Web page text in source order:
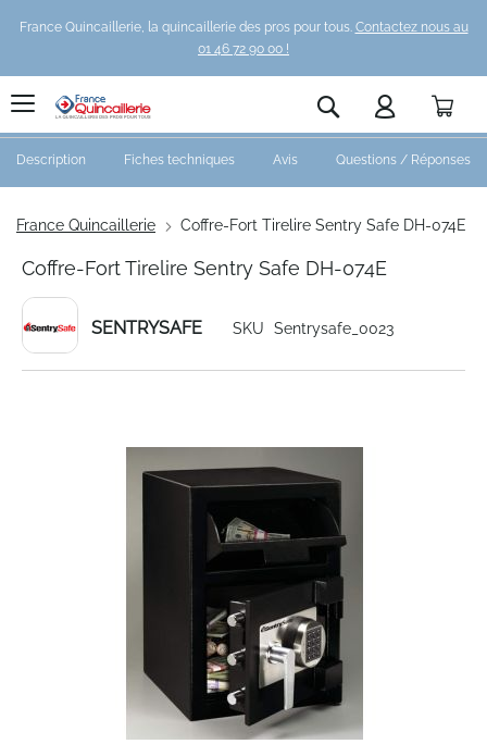
France Quincaillerie, la quincaillerie des pros pour tous. Contactez nous au
01 46 72 90 00 !
Rechercher
France Quincaillerie Coffre-Fort Tirelire Sentry Safe DH-074E
Coffre-Fort Tirelire Sentry Safe DH-074E
SENTRYSAFE SKU Sentrysafe_0023
Description Fiches techniques Avis Questions / Réponses